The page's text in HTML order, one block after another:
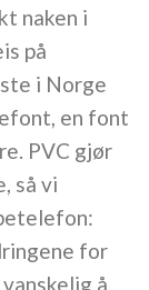
naken i
på
i Norge
en font
PVC gjør
så vi
for
å